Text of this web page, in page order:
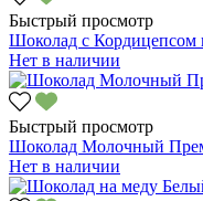
Быстрый просмотр
Шоколад с Кордицепсом
Нет в наличии
Быстрый просмотр
Шоколад Молочный
Нет в наличии